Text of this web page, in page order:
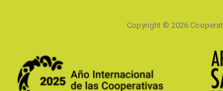
Copyright © 2026